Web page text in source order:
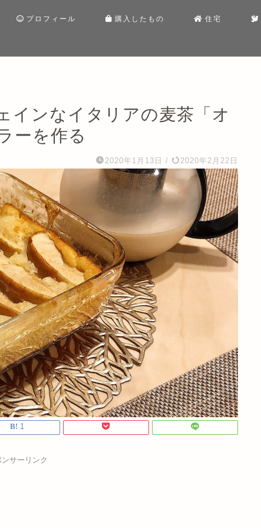
プロフィール 購入したもの 住宅
インなイタリアの麦茶「オ
ーを作る
2020年1月13日 / 2020年2月22日
1
サーリンク